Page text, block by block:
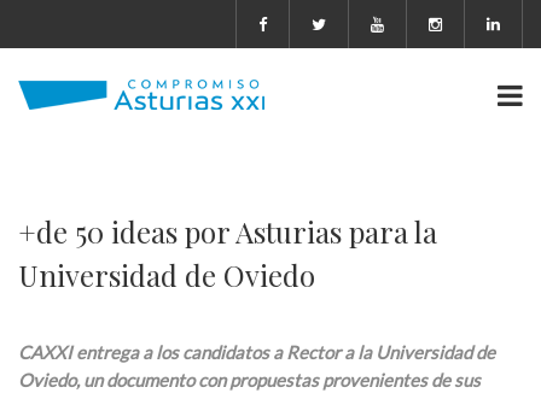
+de 50 ideas por Asturias para la
Universidad de Oviedo
CAXXI entrega a los candidatos a Rector a la Universidad de
Oviedo, un documento con propuestas provenientes de sus